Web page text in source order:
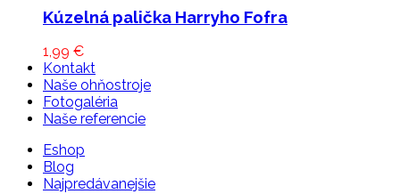
Kúzelná palička Harryho Fofra
1,99 €
Kontakt
Naše ohňostroje
Fotogaléria
Naše referencie
Eshop
Blog
Najpredávanejšie